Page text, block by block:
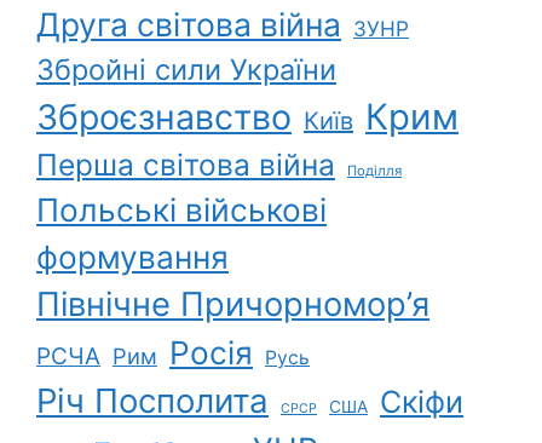
Друга світова війна ЗУНР
Збройні сили України
Зброєзнавство Київ Крим
Перша світова війна Поділля
Польські військові
формування
Північне Причорномор’я
РСЧА Рим Росія Русь
Річ Посполита СРСР США Скіфи